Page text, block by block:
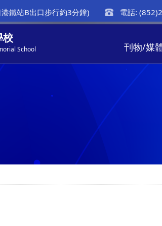
鐵站B出口步行約3分鐘) 電話:
校
School 刊物/媒